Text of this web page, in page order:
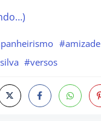
#amizade
#versos